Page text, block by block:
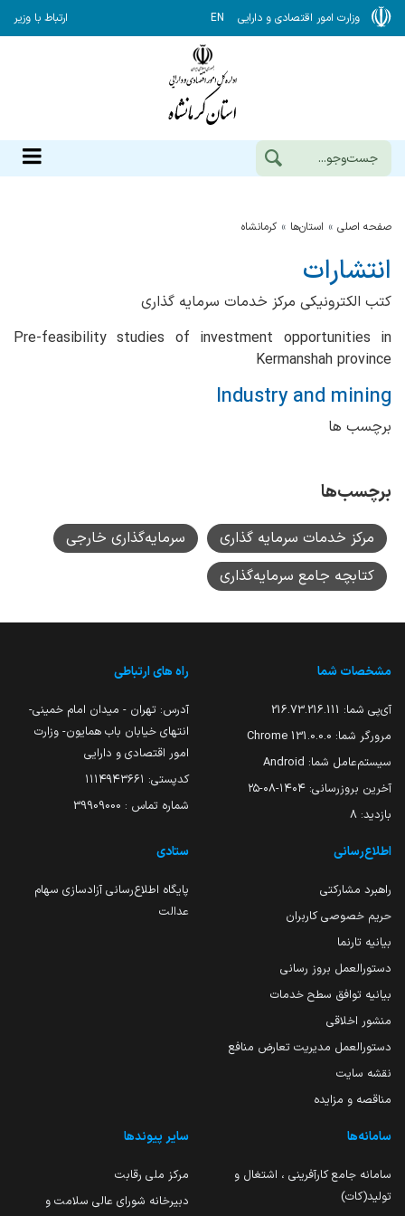
وزارت امور اقتصادی و دارایی EN ارتباط با وزیر
صفحه اصلی استان‌ها كرمانشاه
انتشارات
کتب الکترونیکی مرکز خدمات سرمایه گذاری
Pre-feasibility studies of investment opportunities in
Kermanshah province
Industry and mining
برچسب ها
برچسب‌ها
مرکز خدمات سرمایه گذاری
سرمایه‌گذاری خارجی
کتابچه جامع سرمایه‌گذاری
مشخصات شما
آی‌پی شما: 216.73.216.111
مرورگر شما: 131.0.0.0 Chrome
سیستم‌عامل شما: Android
آخرین بروزرسانی: ۱۴۰۴-۰۸-۲۵
بازدید: 8
راه های ارتباطی
آدرس: تهران - میدان امام خمینی-
انتهای خیابان باب همایون- وزارت
امور اقتصادی و دارایی
کدپستی: ۱۱۱۴۹۴۳۶۶۱
شماره تماس : 39909000
اطلاع‌رسانی
راهبرد مشارکتی
حریم خصوصی کاربران
بیانیه تارنما
دستورالعمل بروز رسانی
بیانیه توافق سطح خدمات
منشور اخلاقی
دستورالعمل مدیریت تعارض منافع
نقشه سایت
مناقصه و مزایده
ستادی
پایگاه اطلاع‌رسانی آزادسازی سهام
عدالت
سامانه‌ها
سامانه جامع کارآفرینی ، اشتغال و
تولید(کات)
سایر پیوندها
مرکز ملی رقابت
دبیرخانه شورای عالی سلامت و